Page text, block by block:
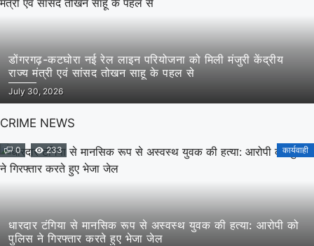
डोंगरगढ़-कटघोरा नई रेल लाइन परियोजना को मिली मंजुरी केंद्रीय
राज्य मंत्री एवं सांसद तोखन साहू के पहल से
July 30, 2026
CRIME NEWS
0 233 कार्यवाही
धारदार टंगिया से मानसिक रूप से अस्वस्थ युवक की हत्या: आरोपी को
पुलिस ने गिरफ्तार करते हुए भेजा जेल